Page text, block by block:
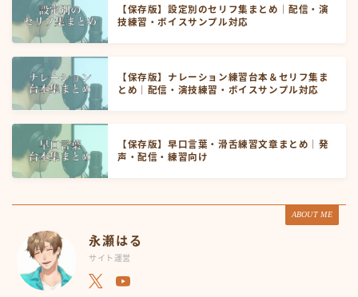
【保存版】設定別のセリフ集まとめ｜配信・演
技練習・ボイスサンプル対応
【保存版】ナレーション練習台本＆セリフ集ま
とめ｜配信・演技練習・ボイスサンプル対応
【保存版】早口言葉・滑舌練習文章まとめ｜発
声・配信・練習向け
ABOUT ME
永瀬はる
サイト運営